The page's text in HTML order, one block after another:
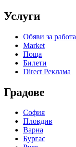
Услуги
Обяви за работа
Market
Поща
Билети
Direct Реклама
Градове
София
Пловдив
Варна
Бургас